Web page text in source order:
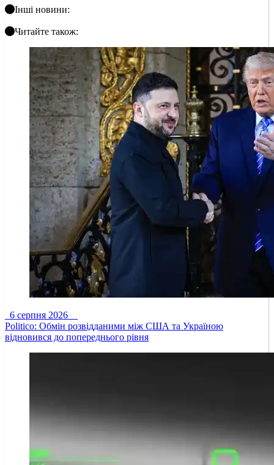
Інші новини:
Читайте також:
6 серпня 2026
Politico: Обмін розвідданими між США та Україною
відновився до попереднього рівня